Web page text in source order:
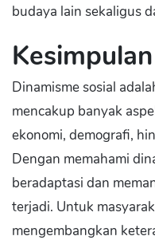
budaya lain sekaligus
Kesimpulan
Dinamisme sosial
mencakup banyak
ekonomi, demografi,
Dengan memahami
beradaptasi dan
terjadi. Untuk
mengembangkan